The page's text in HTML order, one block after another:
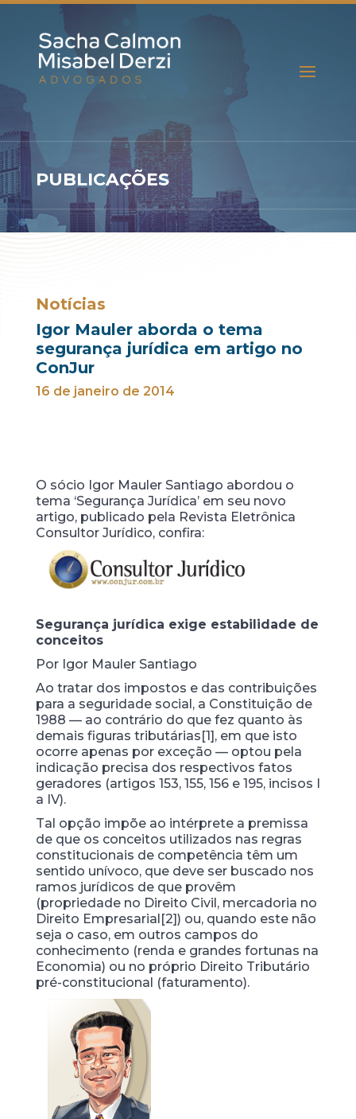
PUBLICAÇÕES
Notícias
Igor Mauler aborda o tema
segurança jurídica em artigo no
ConJur
16 de janeiro de 2014
O sócio Igor Mauler Santiago abordou o
tema ‘Segurança Jurídica’ em seu novo
artigo, publicado pela Revista Eletrônica
Consultor Jurídico, confira:
Segurança jurídica exige estabilidade de
conceitos
Por Igor Mauler Santiago
Ao tratar dos impostos e das contribuições
para a seguridade social, a Constituição de
1988 — ao contrário do que fez quanto às
demais figuras tributárias[1], em que isto
ocorre apenas por exceção — optou pela
indicação precisa dos respectivos fatos
geradores (artigos 153, 155, 156 e 195, incisos I
a IV).
Tal opção impõe ao intérprete a premissa
de que os conceitos utilizados nas regras
constitucionais de competência têm um
sentido unívoco, que deve ser buscado nos
ramos jurídicos de que provêm
(propriedade no Direito Civil, mercadoria no
Direito Empresarial[2]) ou, quando este não
seja o caso, em outros campos do
conhecimento (renda e grandes fortunas na
Economia) ou no próprio Direito Tributário
pré-constitucional (faturamento).